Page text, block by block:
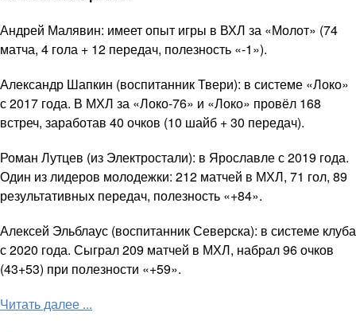
Андрей Малявин: имеет опыт игры в ВХЛ за «Молот» (74
матча, 4 гола + 12 передач, полезность «-1»).
Александр Шапкин (воспитанник Твери): в системе «Локо»
с 2017 года. В МХЛ за «Локо-76» и «Локо» провёл 168
встреч, заработав 40 очков (10 шайб + 30 передач).
Роман Лутцев (из Электростали): в Ярославле с 2019 года.
Один из лидеров молодежки: 212 матчей в МХЛ, 71 гол, 89
результативных передач, полезность «+84».
Алексей Эльблаус (воспитанник Северска): в системе клуба
с 2020 года. Сыграл 209 матчей в МХЛ, набрал 96 очков
(43+53) при полезности «+59».
Читать далее ...